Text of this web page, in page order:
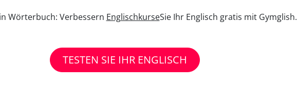
Wörterbuch: Verbessern EnglischkurseSie Ihr Englisch gratis mit Gymglish.
TESTEN SIE IHR ENGLISCH